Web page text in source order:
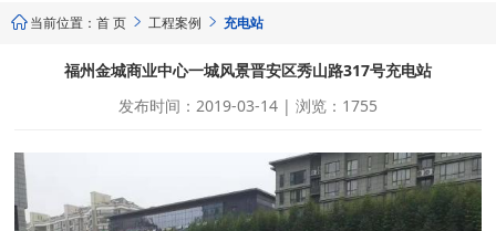
当前位置： 首 页  工程案例  充电站
福州金城商业中心一城风景晋安区秀山路317号充电站
发布时间：2019-03-14 | 浏览：1755